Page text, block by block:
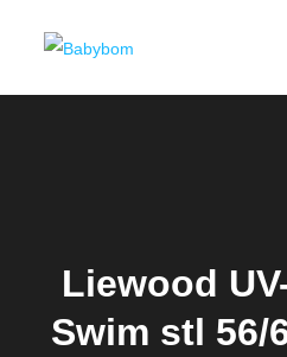
Liewood
Swim stl 56/